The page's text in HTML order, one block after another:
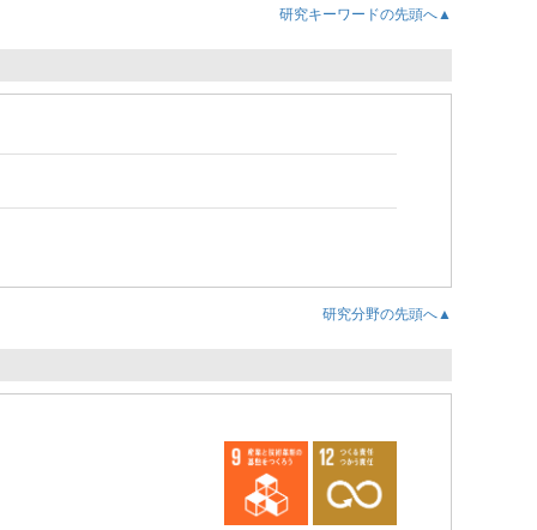
研究キーワードの先頭へ▲
研究分野の先頭へ▲